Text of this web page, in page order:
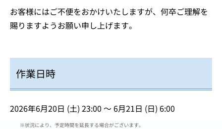
お客様にはご不便をおかけいたしますが、何卒ご理解を
賜りますようお願い申し上げます。
作業日時
2026年6月20日 (土) 23:00 ～ 6月21日 (日) 6:00
※状況により、予定時間を延長する場合がございます。